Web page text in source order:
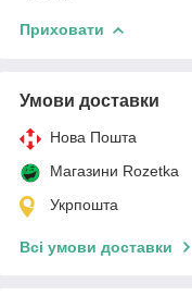
Приховати
Умови доставки
Нова Пошта
Магазини Rozetka
Укрпошта
Всі умови доставки